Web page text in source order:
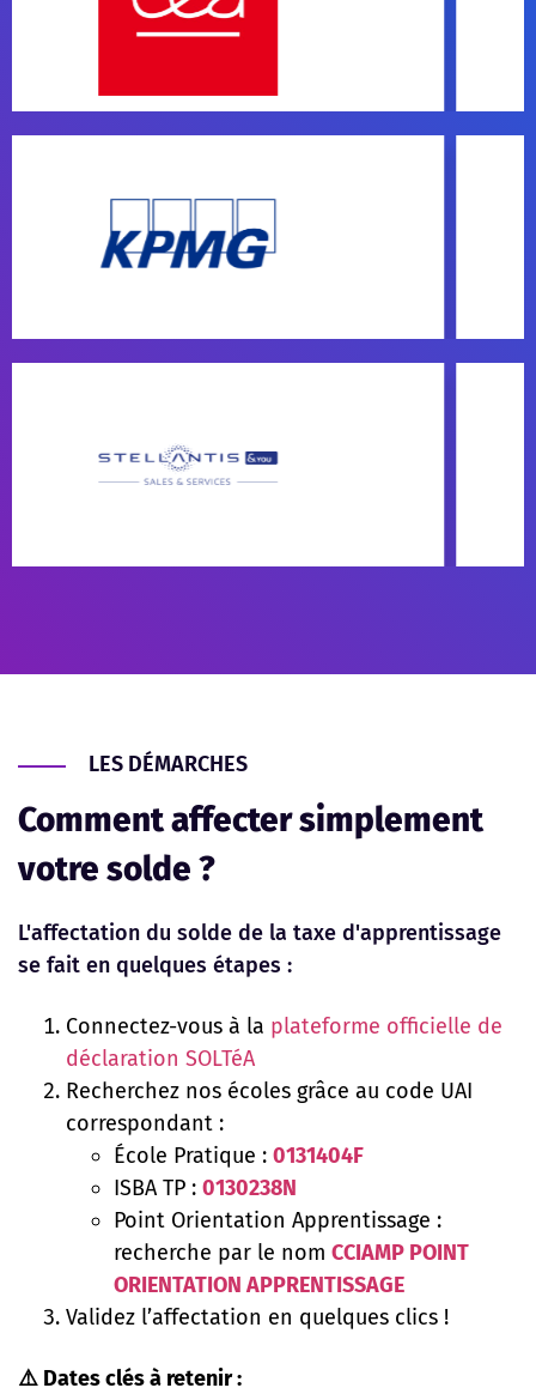
LES DÉMARCHES
Comment affecter simplement
votre solde ?
L'affectation du solde de la taxe d'apprentissage
se fait en quelques étapes :
Connectez-vous à la plateforme officielle de
déclaration SOLTéA
Recherchez nos écoles grâce au code UAI
correspondant :
École Pratique : 0131404F
ISBA TP : 0130238N
Point Orientation Apprentissage :
recherche par le nom CCIAMP POINT
ORIENTATION APPRENTISSAGE
Validez l’affectation en quelques clics !
⚠️ Dates clés à retenir :